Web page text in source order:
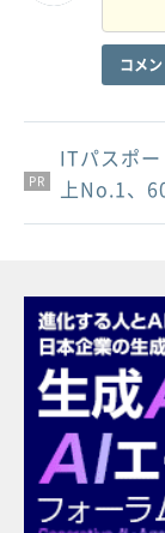
コメ
PR
PR
PR
ITパスポ
上No.1、